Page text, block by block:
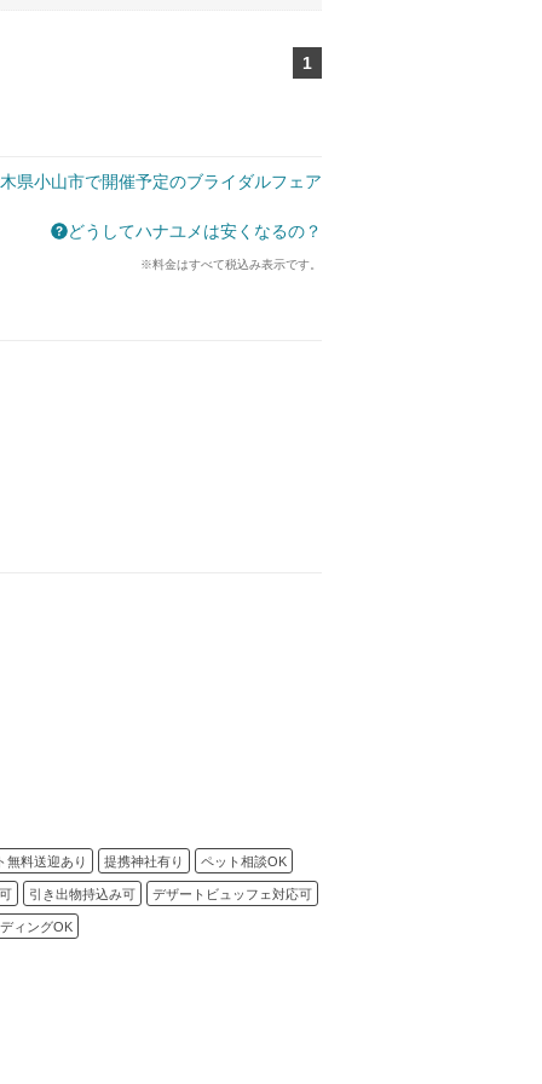
1
県小山市で開催予定のブライダルフェア
どうしてハナユメは安くなるの？
※料金はすべて税込み表示です。
無料送迎あり 提携神社有り ペット相談OK
引き出物持込み可 デザートビュッフェ対応可
ィングOK